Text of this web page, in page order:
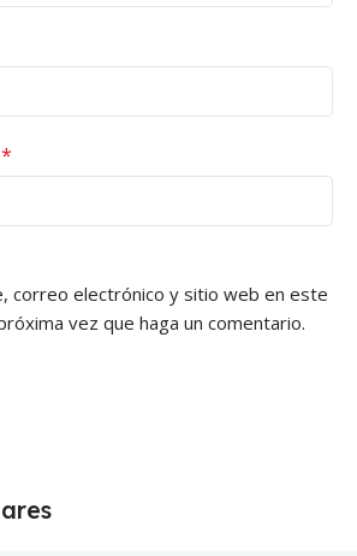
*
correo electrónico y sitio web en este
vez que haga un comentario.